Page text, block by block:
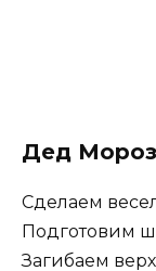
Дед Мороз
Сделаем
Подготовим
Загибаем